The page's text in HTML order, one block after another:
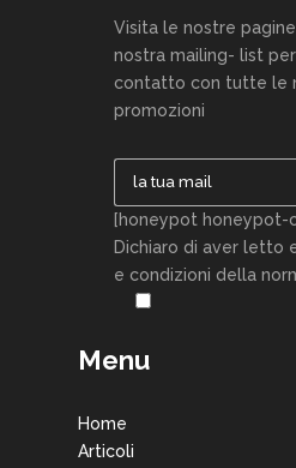
Visita le nostre
nostra mailing- list
contatto con tutte le
promozioni
[honeypot honeypot-
Dichiaro di aver letto
e condizioni della
Menu
Home
Articoli